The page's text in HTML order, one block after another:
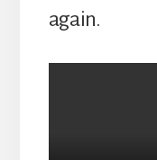
again.